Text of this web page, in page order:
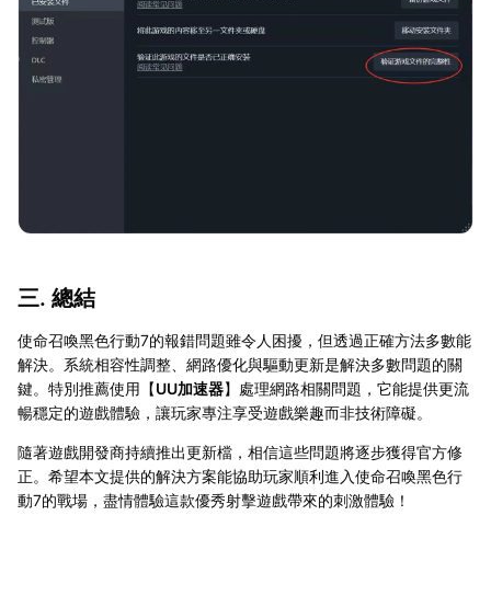
三. 總結
使命召喚黑色行動7的報錯問題雖令人困擾，但透過正確方法多數能
解決。系統相容性調整、網路優化與驅動更新是解決多數問題的關
鍵。特別推薦使用【UU加速器】處理網路相關問題，它能提供更流
暢穩定的遊戲體驗，讓玩家專注享受遊戲樂趣而非技術障礙。
隨著遊戲開發商持續推出更新檔，相信這些問題將逐步獲得官方修
正。希望本文提供的解決方案能協助玩家順利進入使命召喚黑色行
動7的戰場，盡情體驗這款優秀射擊遊戲帶來的刺激體驗！